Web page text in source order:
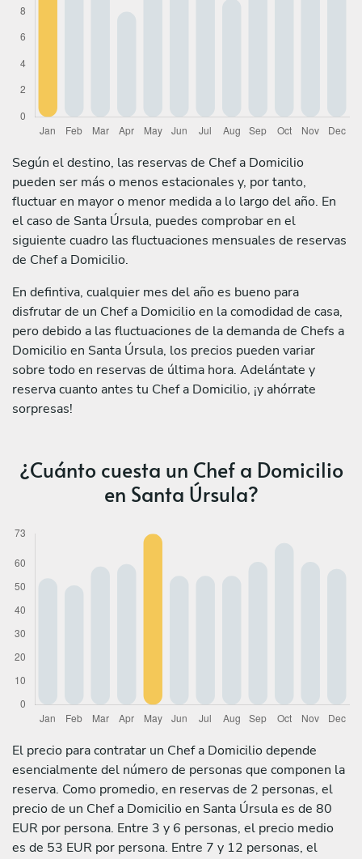
Según el destino, las reservas de Chef a Domicilio
pueden ser más o menos estacionales y, por tanto,
fluctuar en mayor o menor medida a lo largo del año. En
el caso de Santa Úrsula, puedes comprobar en el
siguiente cuadro las fluctuaciones mensuales de reservas
de Chef a Domicilio.
En defintiva, cualquier mes del año es bueno para
disfrutar de un Chef a Domicilio en la comodidad de casa,
pero debido a las fluctuaciones de la demanda de Chefs a
Domicilio en Santa Úrsula, los precios pueden variar
sobre todo en reservas de última hora. Adelántate y
reserva cuanto antes tu Chef a Domicilio, ¡y ahórrate
sorpresas!
¿Cuánto cuesta un Chef a Domicilio
en Santa Úrsula?
El precio para contratar un Chef a Domicilio depende
esencialmente del número de personas que componen la
reserva. Como promedio, en reservas de 2 personas, el
precio de un Chef a Domicilio en Santa Úrsula es de 80
EUR por persona. Entre 3 y 6 personas, el precio medio
es de 53 EUR por persona. Entre 7 y 12 personas, el